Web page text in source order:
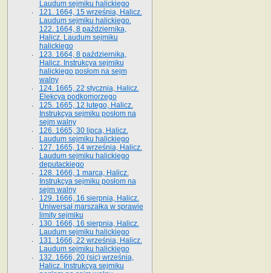
Laudum sejmiku halickiego
121. 1664, 15 września, Halicz.
Laudum sejmiku halickiego.
122. 1664, 8 października,
Halicz. Laudum sejmiku
halickiego
123. 1664, 8 października,
Halicz. Instrukcya sejmiku
halickiego posłom na sejm
walny
124. 1665, 22 stycznia, Halicz.
Elekcya podkomorzego
125. 1665, 12 lutego, Halicz.
Instrukcya sejmiku posłom na
sejm walny
126. 1665, 30 lipca, Halicz.
Laudum sejmiku halickiego
127. 1665, 14 września, Halicz.
Laudum sejmiku halickiego
deputackiego
128. 1666, 1 marca, Halicz.
Instrukcya sejmiku posłom na
sejm walny
129. 1666, 16 sierpnia, Halicz.
Uniwersał marszałka w sprawie
limity sejmiku
130. 1666, 16 sierpnia, Halicz.
Laudum sejmiku halickiego
131. 1666, 22 września, Halicz.
Laudum sejmiku halickiego
132. 1666, 20 (sic) września,
Halicz. Instrukcya sejmiku